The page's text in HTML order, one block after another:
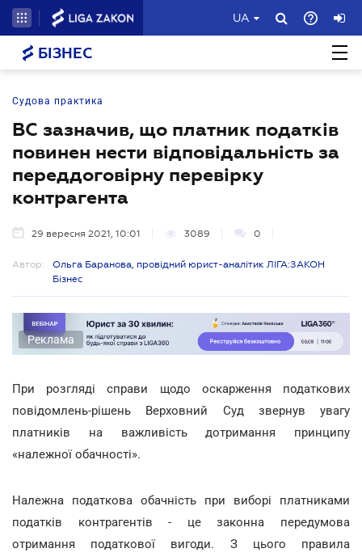
UA
БІЗНЕС
Судова практика
ВС зазначив, що платник податків
повинен нести відповідальність за
переддоговірну перевірку
контрагента
29 вересня 2021, 10:01 3089 0
Автор:
Ольга Баранова, провідний юрист-аналітик ЛІГА:ЗАКОН
Бізнес
Реклама
При розгляді справи щодо оскарження податкових
повідомлень-рішень Верховний Суд звернув увагу
платників на важливість дотримання принципу
«належної обачності».
Належна податкова обачність при виборі платниками
податків контрагентів - це законна передумова
отримання податкової вигоди. З цього правила